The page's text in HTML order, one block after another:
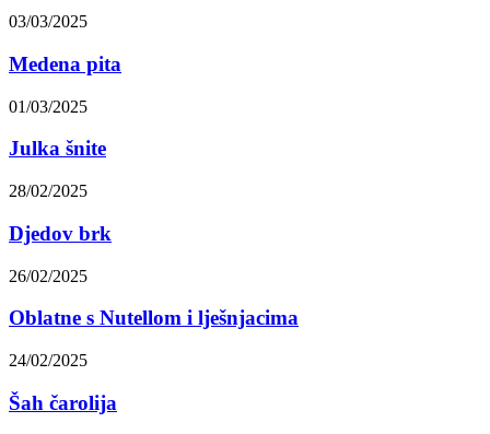
03/03/2025
Medena pita
01/03/2025
Julka šnite
28/02/2025
Djedov brk
26/02/2025
Oblatne s Nutellom i lješnjacima
24/02/2025
Šah čarolija